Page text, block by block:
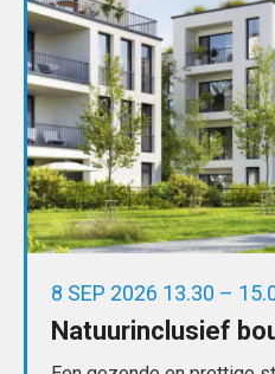
8 SEP 2026 13.30 –
Natuurinclusief